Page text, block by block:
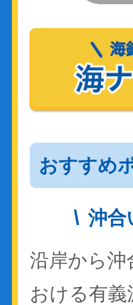
おすすめ
沖合
沿岸から沖
おける有